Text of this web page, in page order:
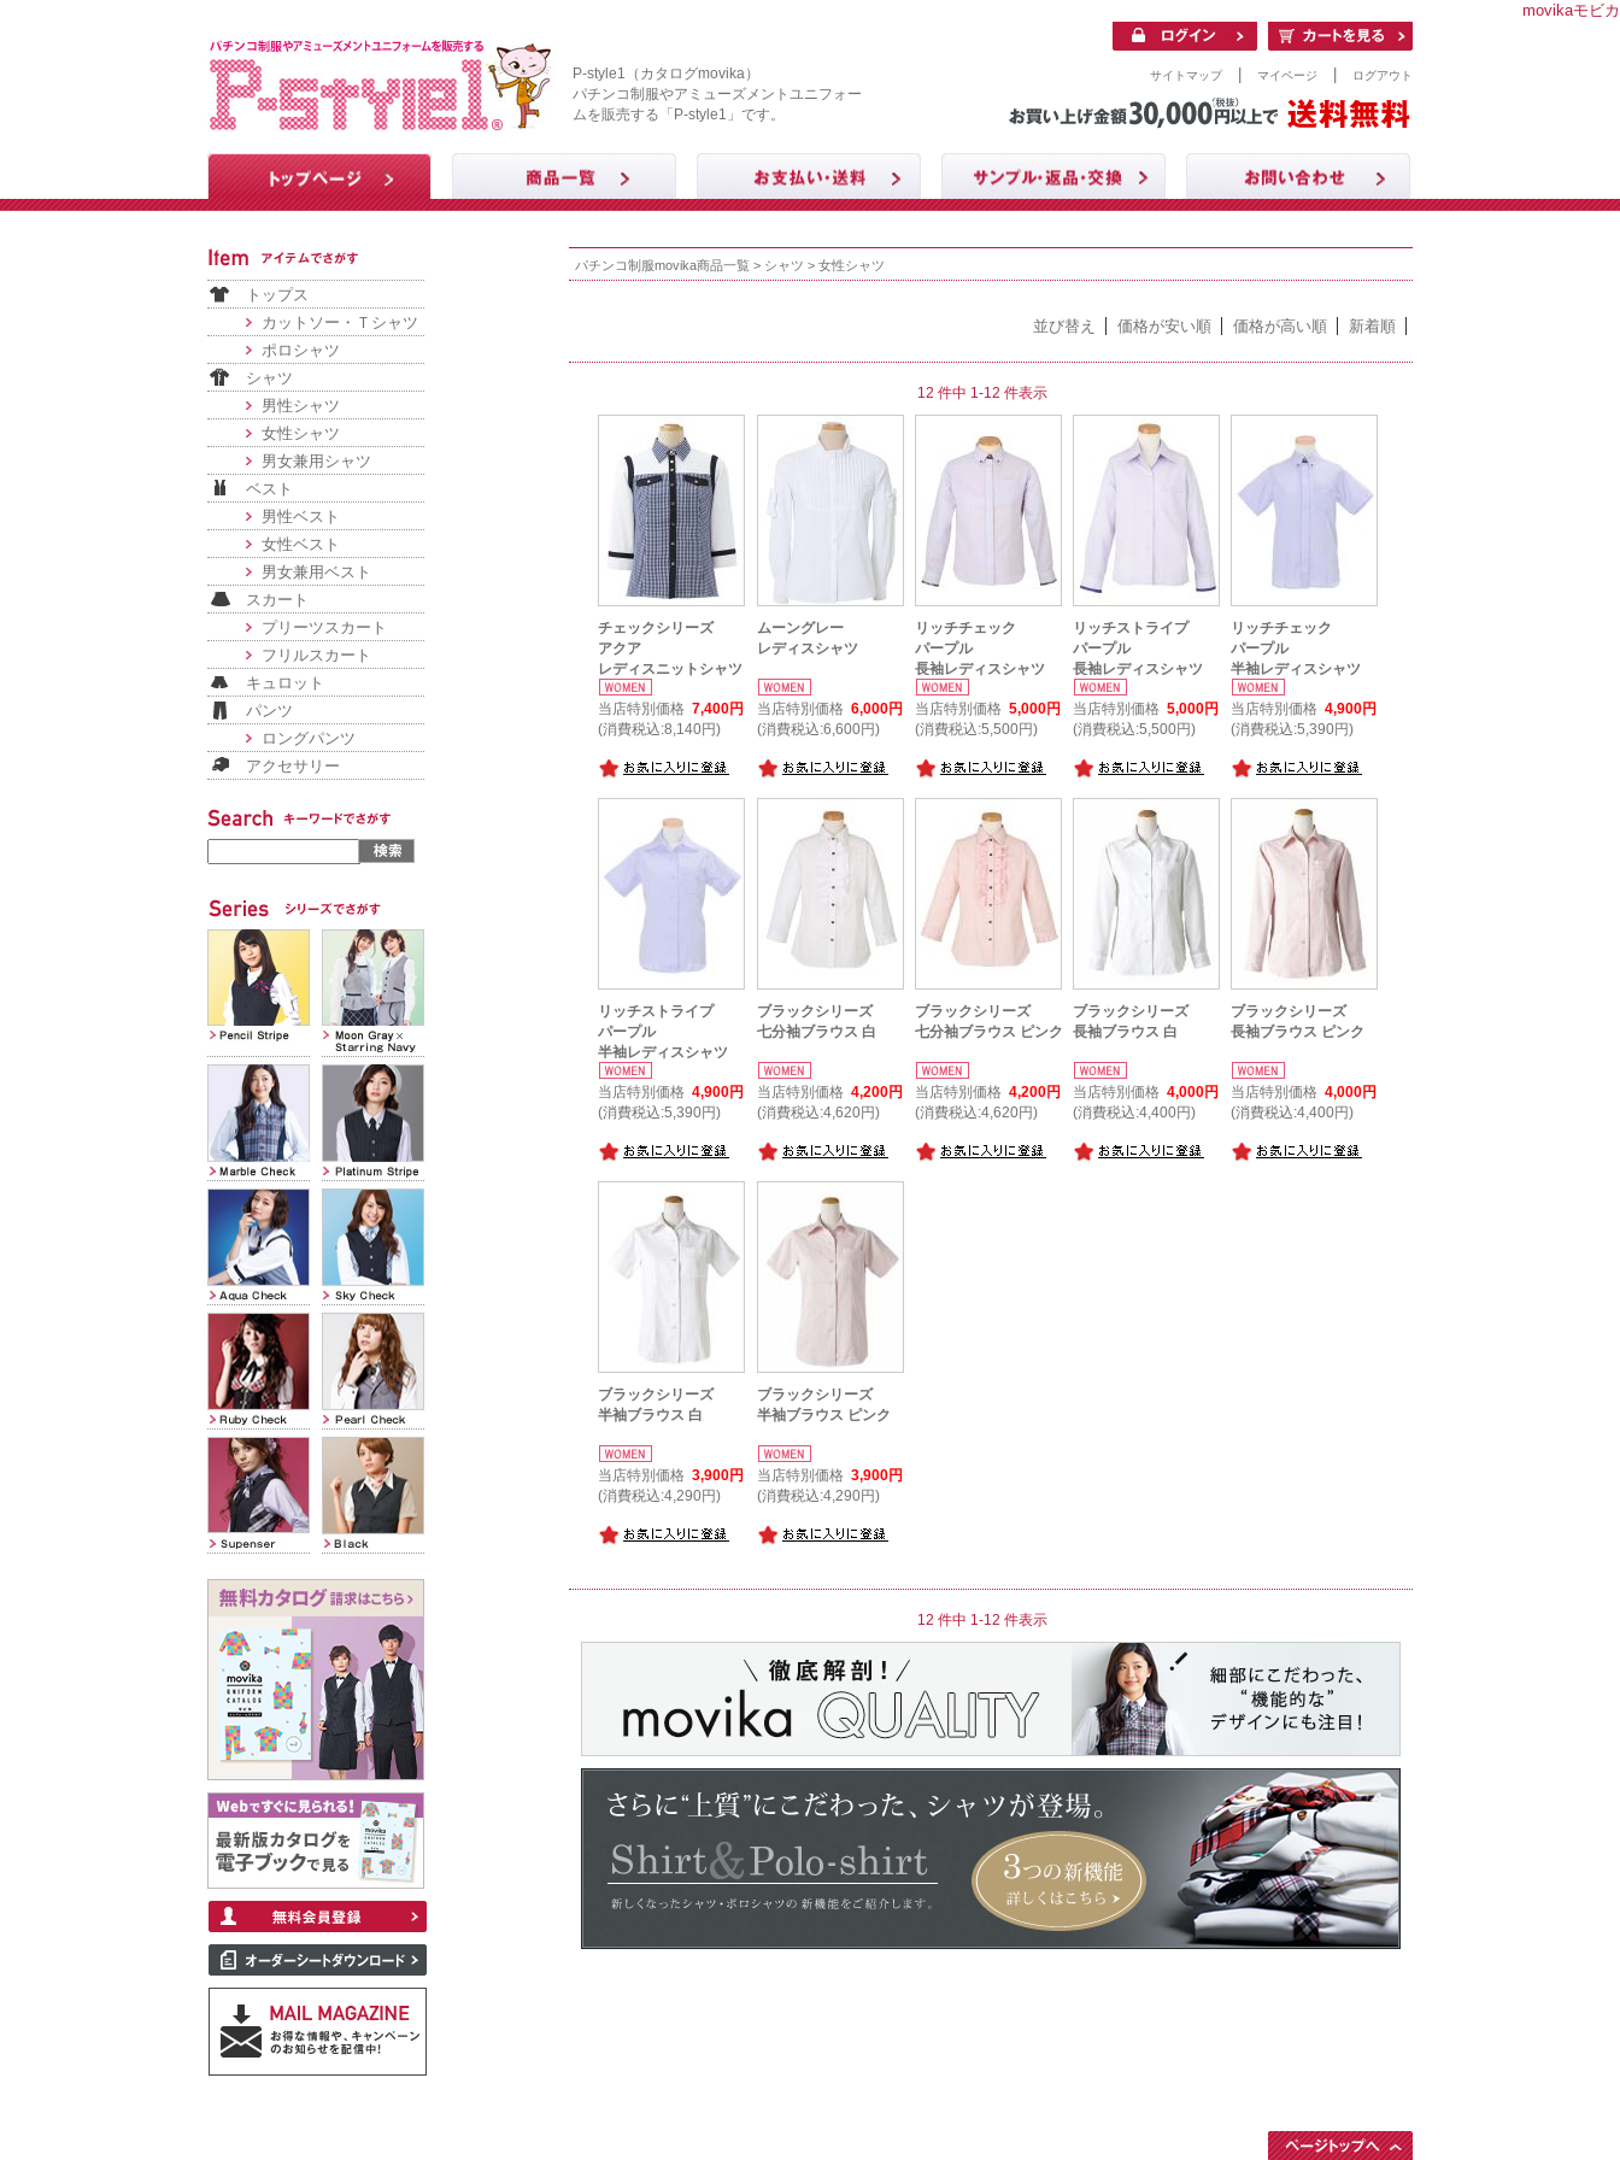
movikaモビカ
P-style1（カタログmovika）
パチンコ制服やアミューズメントユニフォー
ムを販売する「P-style1」です。
サイトマップ| マイページ ログアウト
トップス
カットソー・Ｔシャツ
ポロシャツ
シャツ
男性シャツ
女性シャツ
男女兼用シャツ
ベスト
男性ベスト
女性ベスト
男女兼用ベスト
スカート
プリーツスカート
フリルスカート
キュロット
パンツ
ロングパンツ
アクセサリー
パチンコ制服movika商品一覧 > シャツ > 女性シャツ
並び替え 価格が安い順 価格が高い順 新着順
12 件中 1-12 件表示
チェックシリーズ
アクア
レディスニットシャツ
当店特別価格 7,400円
(消費税込:8,140円)
ムーングレー
レディスシャツ
当店特別価格 6,000円
(消費税込:6,600円)
リッチチェック
パープル
長袖レディスシャツ
当店特別価格 5,000円
(消費税込:5,500円)
リッチストライプ
パープル
長袖レディスシャツ
当店特別価格 5,000円
(消費税込:5,500円)
リッチチェック
パープル
半袖レディスシャツ
当店特別価格 4,900円
(消費税込:5,390円)
リッチストライプ
パープル
半袖レディスシャツ
当店特別価格 4,900円
(消費税込:5,390円)
ブラックシリーズ
七分袖ブラウス 白
当店特別価格 4,200円
(消費税込:4,620円)
ブラックシリーズ
七分袖ブラウス ピンク
当店特別価格 4,200円
(消費税込:4,620円)
ブラックシリーズ
長袖ブラウス 白
当店特別価格 4,000円
(消費税込:4,400円)
ブラックシリーズ
長袖ブラウス ピンク
当店特別価格 4,000円
(消費税込:4,400円)
ブラックシリーズ
半袖ブラウス 白
当店特別価格 3,900円
(消費税込:4,290円)
ブラックシリーズ
半袖ブラウス ピンク
当店特別価格 3,900円
(消費税込:4,290円)
12 件中 1-12 件表示